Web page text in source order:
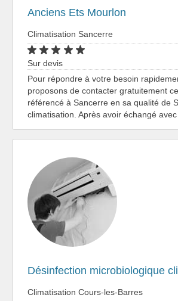
Anciens Ets Mourlon
Climatisation Sancerre
Sur devis
Pour répondre à votre besoin
proposons de contacter gratuitement
référencé à Sancerre en sa qualité de
climatisation. Après avoir échangé
Désinfection microbiologique
Climatisation Cours-les-Barres